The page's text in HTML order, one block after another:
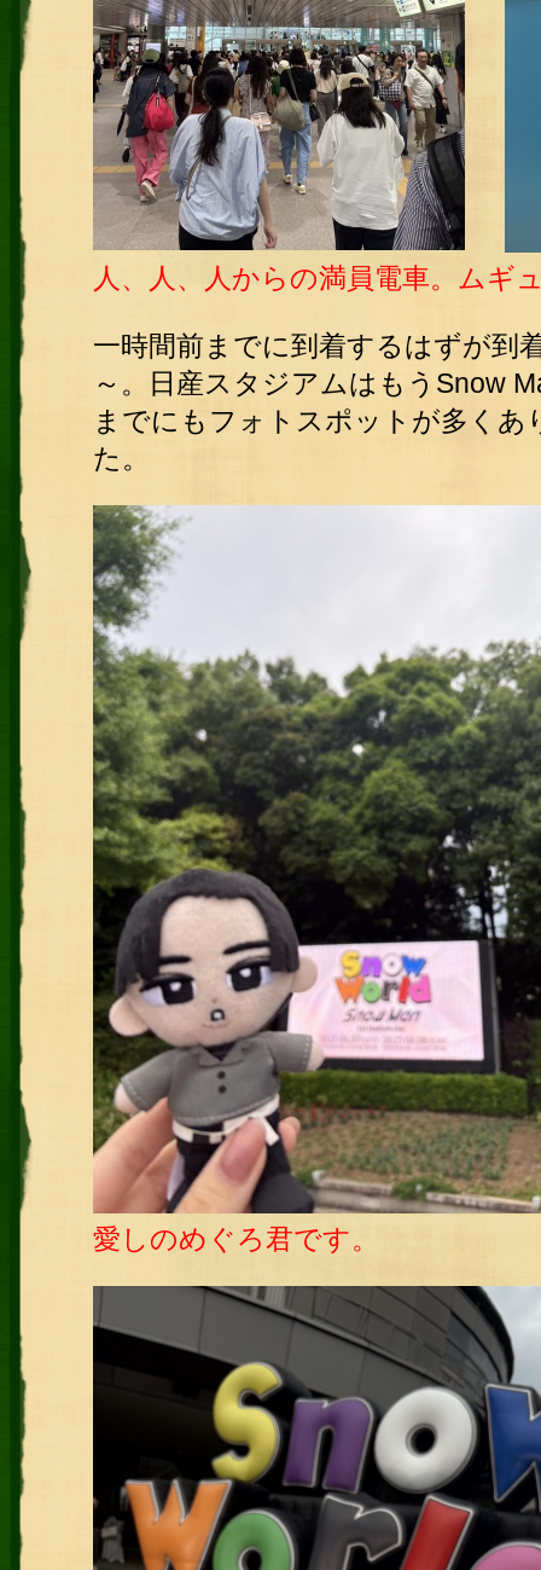
人、人、人からの満員電車。ムギ
一時間前までに到着するはずが到
～。日産スタジアムはもうSnow
までにもフォトスポットが多く
た。
愛しのめぐろ君です。